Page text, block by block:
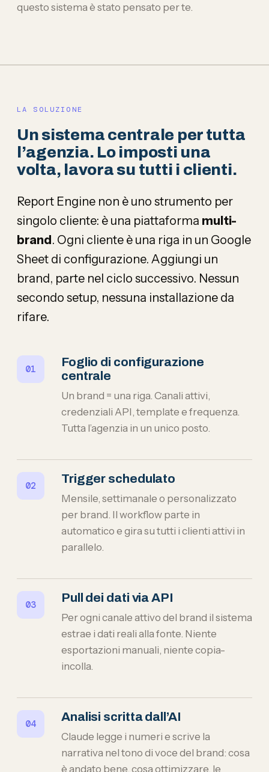
questo sistema è stato pensato per te.
LA SOLUZIONE
Un sistema centrale per tutta
l’agenzia. Lo imposti una
volta, lavora su tutti i clienti.
Report Engine non è uno strumento per
singolo cliente: è una piattaforma multi-
brand. Ogni cliente è una riga in un Google
Sheet di configurazione. Aggiungi un
brand, parte nel ciclo successivo. Nessun
secondo setup, nessuna installazione da
rifare.
Foglio di configurazione
centrale
Un brand = una riga. Canali attivi,
credenziali API, template e frequenza.
Tutta l’agenzia in un unico posto.
Trigger schedulato
Mensile, settimanale o personalizzato
per brand. Il workflow parte in
automatico e gira su tutti i clienti attivi in
parallelo.
Pull dei dati via API
Per ogni canale attivo del brand il sistema
estrae i dati reali alla fonte. Niente
esportazioni manuali, niente copia-
incolla.
Analisi scritta dall’AI
Claude legge i numeri e scrive la
narrativa nel tono di voce del brand: cosa
è andato bene, cosa ottimizzare, le